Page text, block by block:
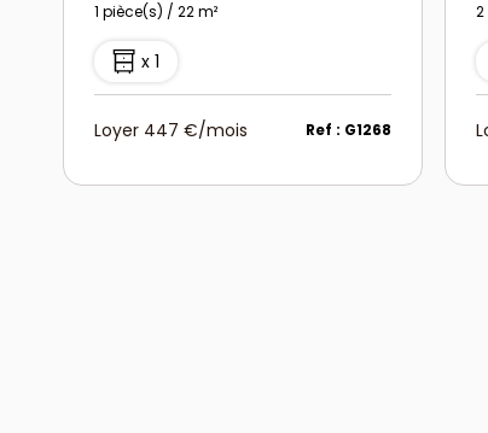
1 pièce(s) / 22 m²
x 1
Loyer 447 €/mois Ref : G1268